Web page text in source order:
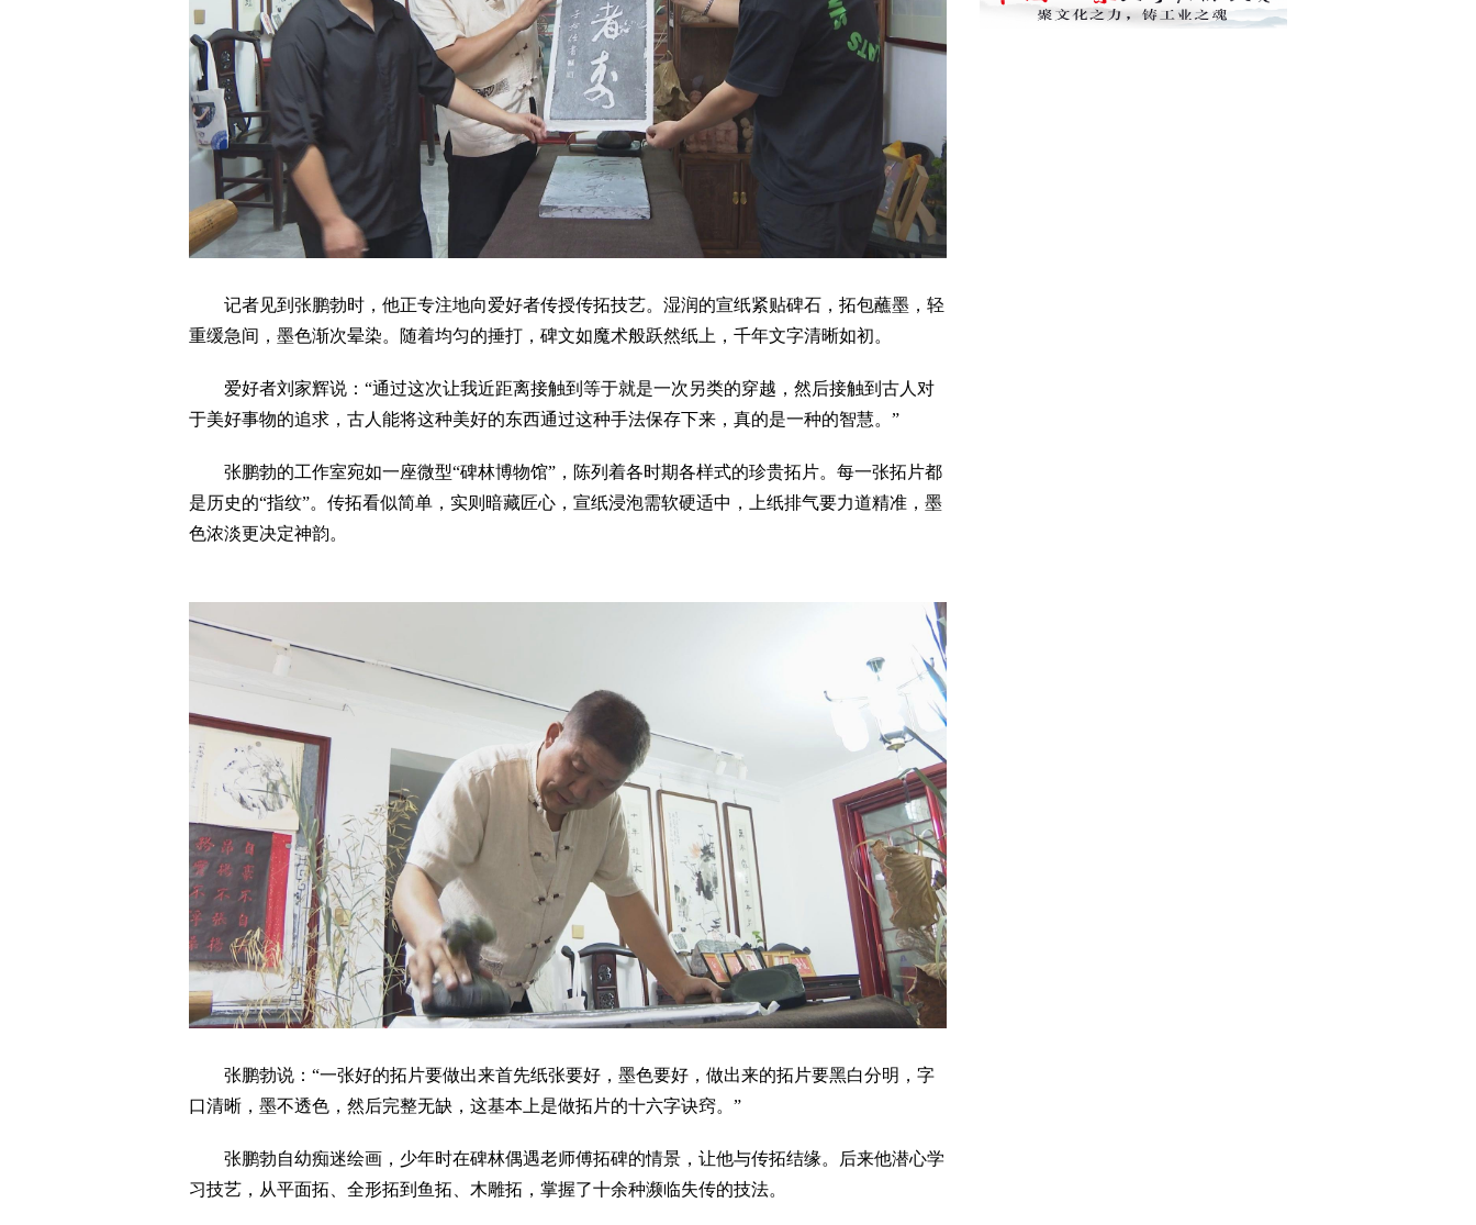
记者见到张鹏勃时，他正专注地向爱好者传授传拓技艺。湿润的宣纸紧贴碑石，拓包蘸墨，轻
重缓急间，墨色渐次晕染。随着均匀的捶打，碑文如魔术般跃然纸上，千年文字清晰如初。
爱好者刘家辉说：“通过这次让我近距离接触到等于就是一次另类的穿越，然后接触到古人对
于美好事物的追求，古人能将这种美好的东西通过这种手法保存下来，真的是一种的智慧。”
张鹏勃的工作室宛如一座微型“碑林博物馆”，陈列着各时期各样式的珍贵拓片。每一张拓片都
是历史的“指纹”。传拓看似简单，实则暗藏匠心，宣纸浸泡需软硬适中，上纸排气要力道精准，墨
色浓淡更决定神韵。
张鹏勃说：“一张好的拓片要做出来首先纸张要好，墨色要好，做出来的拓片要黑白分明，字
口清晰，墨不透色，然后完整无缺，这基本上是做拓片的十六字诀窍。”
张鹏勃自幼痴迷绘画，少年时在碑林偶遇老师傅拓碑的情景，让他与传拓结缘。后来他潜心学
习技艺，从平面拓、全形拓到鱼拓、木雕拓，掌握了十余种濒临失传的技法。